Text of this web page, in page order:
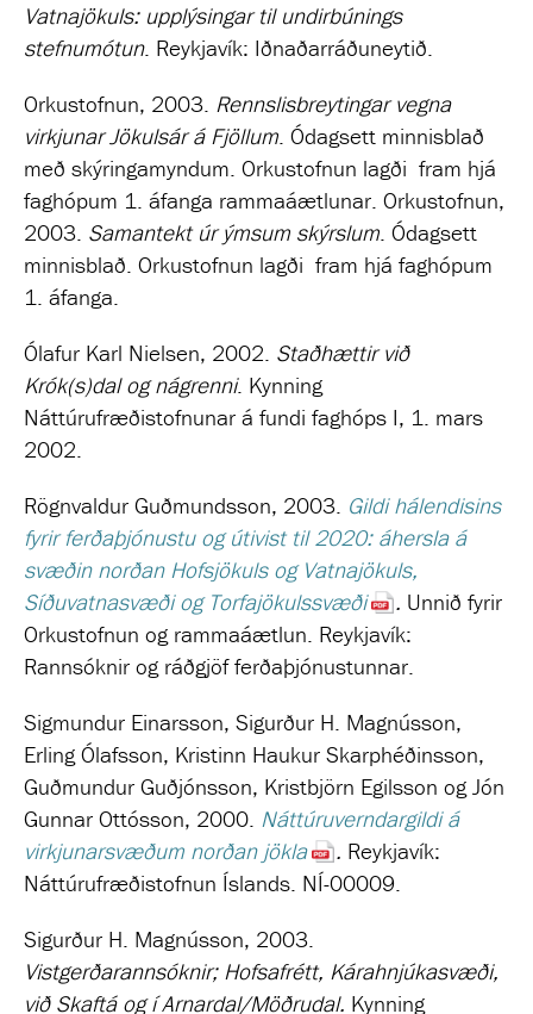
Vatnajökuls: upplýsingar til undirbúnings
stefnumótun. Reykjavík: Iðnaðarráðuneytið.
Orkustofnun, 2003. Rennslisbreytingar vegna
virkjunar Jökulsár á Fjöllum. Ódagsett minnisblað
með skýringamyndum. Orkustofnun lagði fram hjá
faghópum 1. áfanga rammaáætlunar. Orkustofnun,
2003. Samantekt úr ýmsum skýrslum. Ódagsett
minnisblað. Orkustofnun lagði fram hjá faghópum
1. áfanga.
Ólafur Karl Nielsen, 2002. Staðhættir við
Krók(s)dal og nágrenni. Kynning
Náttúrufræðistofnunar á fundi faghóps I, 1. mars
2002.
Rögnvaldur Guðmundsson, 2003. Gildi hálendisins
fyrir ferðaþjónustu og útivist til 2020: áhersla á
svæðin norðan Hofsjökuls og Vatnajökuls,
Síðuvatnasvæði og Torfajökulssvæði
. Unnið fyrir
Orkustofnun og rammaáætlun. Reykjavík:
Rannsóknir og ráðgjöf ferðaþjónustunnar.
Sigmundur Einarsson, Sigurður H. Magnússon,
Erling Ólafsson, Kristinn Haukur Skarphéðinsson,
Guðmundur Guðjónsson, Kristbjörn Egilsson og Jón
Gunnar Ottósson, 2000. Náttúruverndargildi á
virkjunarsvæðum norðan jökla
. Reykjavík:
Náttúrufræðistofnun Íslands. NÍ-00009.
Sigurður H. Magnússon, 2003.
Vistgerðarannsóknir; Hofsafrétt, Kárahnjúkasvæði,
við Skaftá og í Arnardal/Möðrudal. Kynning